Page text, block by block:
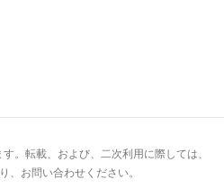
。転載、および、二次利用に際しては、
、お問い合わせください。